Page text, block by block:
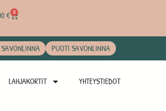
€ 0
PUOTI SAVONLINNA
LAHJAKORTIT YHTEYSTIEDOT